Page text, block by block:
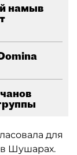
намыв
для
Шушарах.